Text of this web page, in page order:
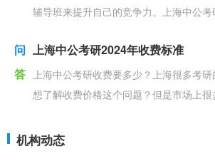
辅导班来提升自己的竞争力。上海中公
问 上海中公考研2024年收费标准
答 上海中公考研收费要多少？上海很多考
想了解收费价格这个问题？但是市场上
机构动态